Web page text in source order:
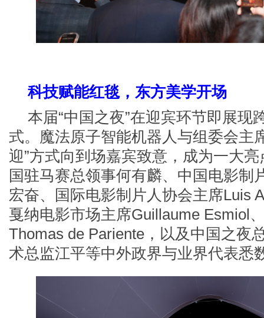
科技赋能红毯，东方美学开场
本届“中国之夜”在迎宾环节即展现
式。魔法原子智能机器人与组委会主
迎”方式向到场嘉宾致意，成为一大
国驻马赛总领事何有麟、中国电影制
宏奋、国际电影制片人协会主席Luis
戛纳电影市场主席Guillaume Esmiol
Thomas de Pariente，以及中国之夜
术总监江平等中外政界与业界代表悉